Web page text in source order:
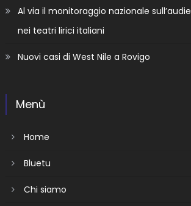
Al via il monitoraggio nazionale
nei teatri lirici italiani
Nuovi casi di West Nile a Rovigo
Menù
Home
Bluetu
Chi siamo